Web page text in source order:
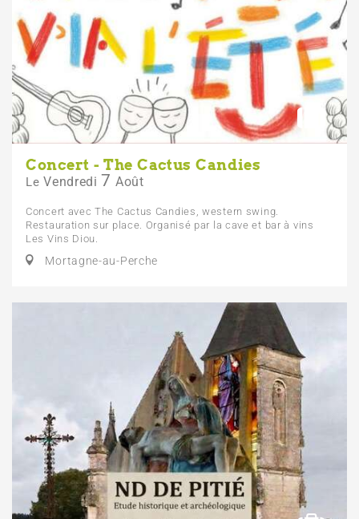
Concert - The Cactus Candies
Le Vendredi 7 Août
Concert avec The Cactus Candies, western swing.
Restauration sur place. Organisé par la cave et bar à vins
Les Vins Diou.
Mortagne-au-Perche